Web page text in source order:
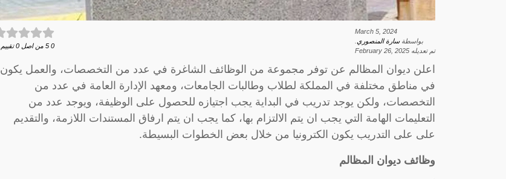
March 5, 2024
بواسطةسارة المنصوري
تم تعديله February 26, 2025
0
5 من اصل 0 تقييم.
اعلن ديوان المظالم عن توفر مجموعة من الوظائف الشاغرة في عدد من التخصصات، والعمل يكون
في مناطق مختلفة في المملكة لطلاب وطالبات الجامعات، ومعهد الإدارة العامة في عدد من
التخصصات، ولكن يوجد تدريب في البداية يجب اجتيازه للحصول على الوظيفة، ويوجد عدد من
التعليمات الهامة التي يجب ان يتم الالتزام بها، كما يجب ان يتم ارفاق المستندات اللازمة، والتقديم
على على التدريب يكون الكترونيا من خلال بعض الخطوات البسيطة.
وظائف ديوان المظالم